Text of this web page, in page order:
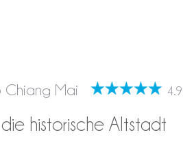
Chiang Mai
4.9
historische Altstadt